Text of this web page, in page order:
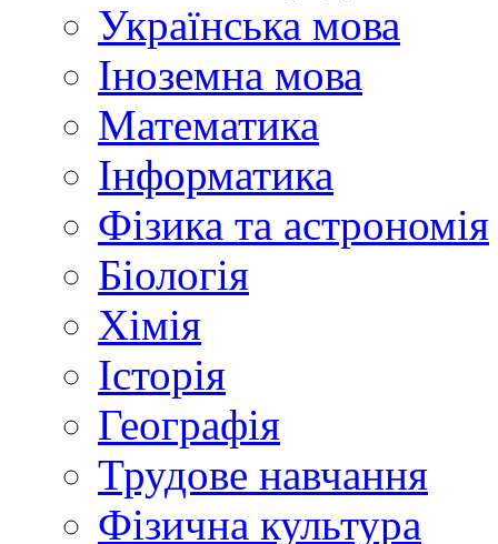
Українська мова
Іноземна мова
Математика
Інформатика
Фізика та астрономія
Біологія
Хімія
Історія
Географія
Трудове навчання
Фізична культура